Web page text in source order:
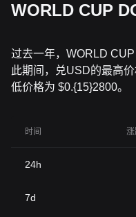
WORLD CUP
过去一年，WORLD
此期间，兑USD的最高
低价格为 $0.{15}2800。
时间 涨
24h
7d